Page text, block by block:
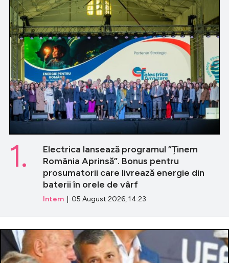
Electrica lansează programul ”Ținem
România Aprinsă”. Bonus pentru
prosumatorii care livrează energie din
baterii în orele de vârf
Intern | 05 August 2026, 14:23
1.